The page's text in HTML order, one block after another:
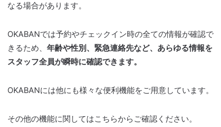
なる場合があります。
OKABANでは予約やチェックイン時の全ての情報が確認で
きるため、 年齢や性別、緊急連絡先など、あらゆる情報を
スタッフ全員が瞬時に確認できます。
OKABANには他にも様々な便利機能をご用意しています。
その他の機能に関してはこちらからご確認ください。